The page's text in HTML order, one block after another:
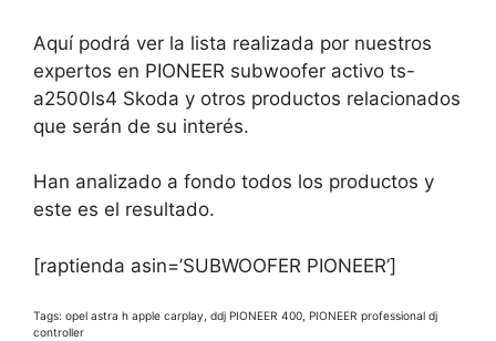
Aquí podrá ver la lista realizada por nuestros
expertos en PIONEER subwoofer activo ts-
a2500ls4 Skoda y otros productos relacionados
que serán de su interés.
Han analizado a fondo todos los productos y
este es el resultado.
[raptienda asin=’SUBWOOFER PIONEER’]
Tags: opel astra h apple carplay, ddj PIONEER 400, PIONEER professional dj
controller